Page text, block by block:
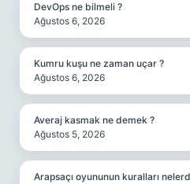
DevOps ne bilmeli ?
Ağustos 6, 2026
Kumru kuşu ne zaman uçar ?
Ağustos 6, 2026
Averaj kasmak ne demek ?
Ağustos 5, 2026
Arapsaçı oyununun kuralları